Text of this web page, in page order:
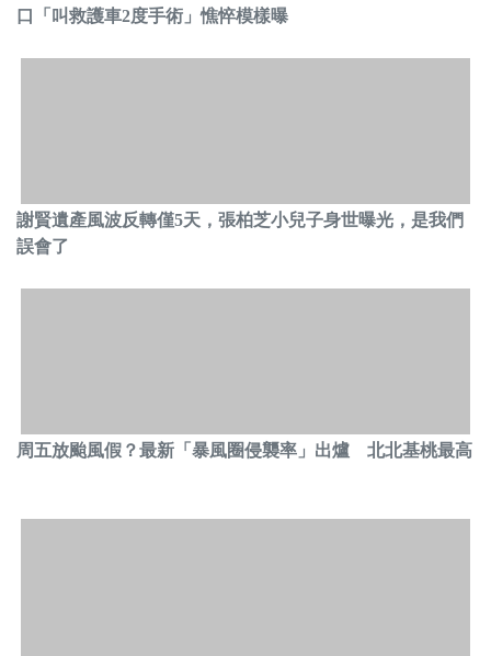
口「叫救護車2度手術」憔悴模樣曝
謝賢遺產風波反轉僅5天，張柏芝小兒子身世曝光，是我們
誤會了
周五放颱風假？最新「暴風圈侵襲率」出爐 北北基桃最高